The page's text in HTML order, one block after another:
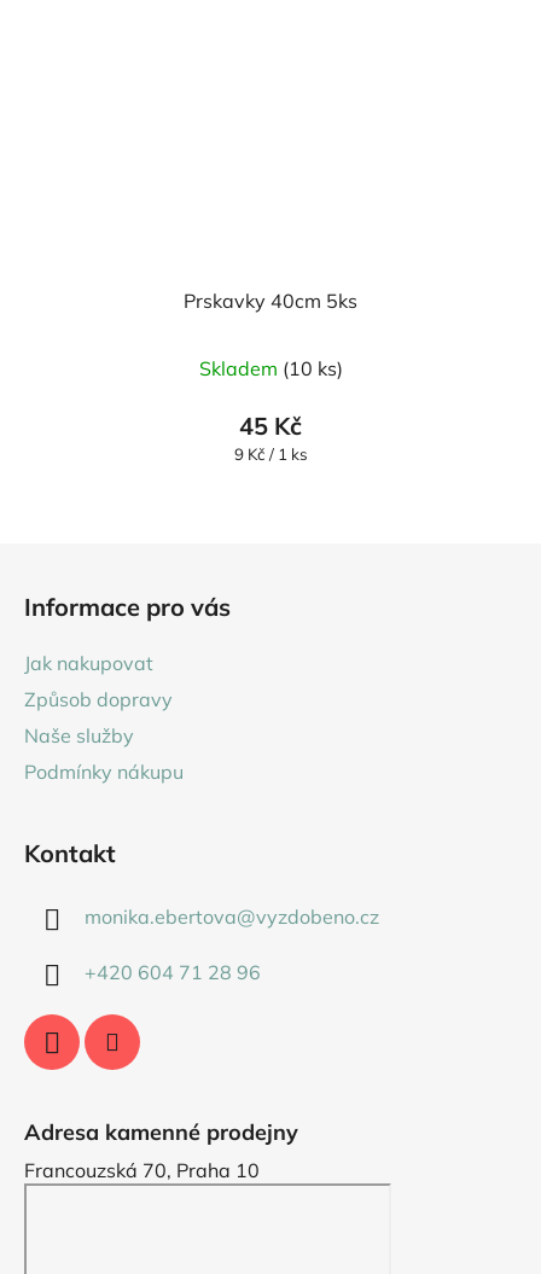
Prskavky 40cm 5ks
Skladem (10 ks)
45 Kč
Měrná
9 Kč / 1 ks
Informace pro vás
Jak nakupovat
Způsob dopravy
Naše služby
Podmínky nákupu
Kontakt
monika.ebertova@vyzdobeno.cz
+420 604 71 28 96
Adresa kamenné prodejny
Francouzská 70, Praha 10